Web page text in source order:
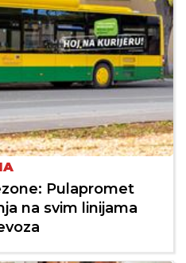
Pulapromet
na svim linijama